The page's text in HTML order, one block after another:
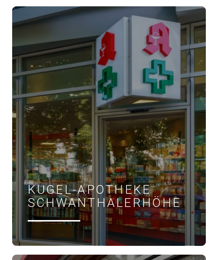
KUGEL-APOTHEKE
SCHWANTHALERHÖHE
ÖFFNUNGSZEITEN